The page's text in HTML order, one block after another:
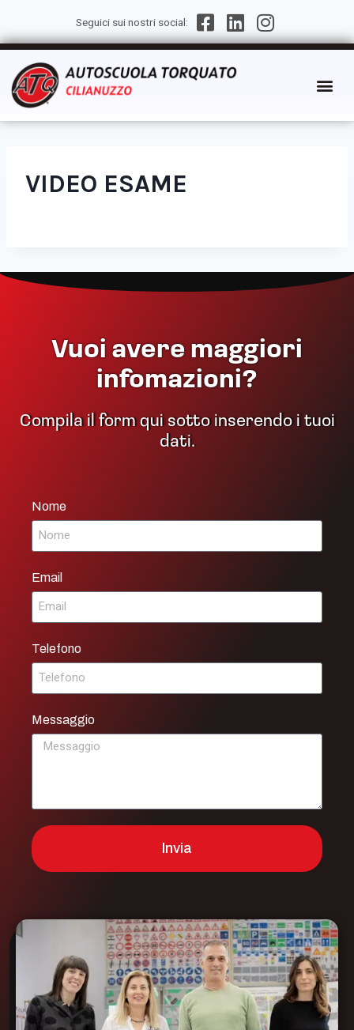
Seguici sui nostri social:
VIDEO ESAME
Vuoi avere maggiori
infomazioni?
Compila il form qui sotto inserendo i tuoi
dati.
Nome
Email
Telefono
Messaggio
Invia